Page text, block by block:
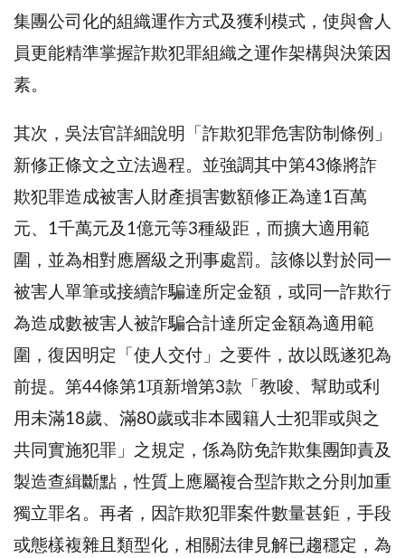
集團公司化的組織運作方式及獲利模式，使與會人
員更能精準掌握詐欺犯罪組織之運作架構與決策因
素。
其次，吳法官詳細說明「詐欺犯罪危害防制條例」
新修正條文之立法過程。並強調其中第43條將詐
欺犯罪造成被害人財產損害數額修正為達1百萬
元、1千萬元及1億元等3種級距，而擴大適用範
圍，並為相對應層級之刑事處罰。該條以對於同一
被害人單筆或接續詐騙達所定金額，或同一詐欺行
為造成數被害人被詐騙合計達所定金額為適用範
圍，復因明定「使人交付」之要件，故以既遂犯為
前提。第44條第1項新增第3款「教唆、幫助或利
用未滿18歲、滿80歲或非本國籍人士犯罪或與之
共同實施犯罪」之規定，係為防免詐欺集團卸責及
製造查緝斷點，性質上應屬複合型詐欺之分則加重
獨立罪名。再者，因詐欺犯罪案件數量甚鉅，手段
或態樣複雜且類型化，相關法律見解已趨穩定，為